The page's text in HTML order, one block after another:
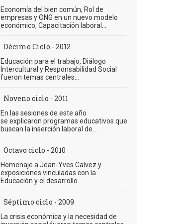
Economía del bien común, Rol de
empresas y ONG en un nuevo modelo
económico, Capacitación laboral...
Décimo Ciclo - 2012
Educación para el trabajo, Diálogo
Intercultural y Responsabilidad Social
fueron temas centrales...
Noveno ciclo - 2011
En las sesiones de este año
se explicaron programas educativos que
buscan la inserción laboral de...
Octavo ciclo - 2010
Homenaje a Jean-Yves Calvez y
exposiciones vinculadas con la
Educación y el desarrollo.
Séptimo ciclo - 2009
La crisis económica y la necesidad de